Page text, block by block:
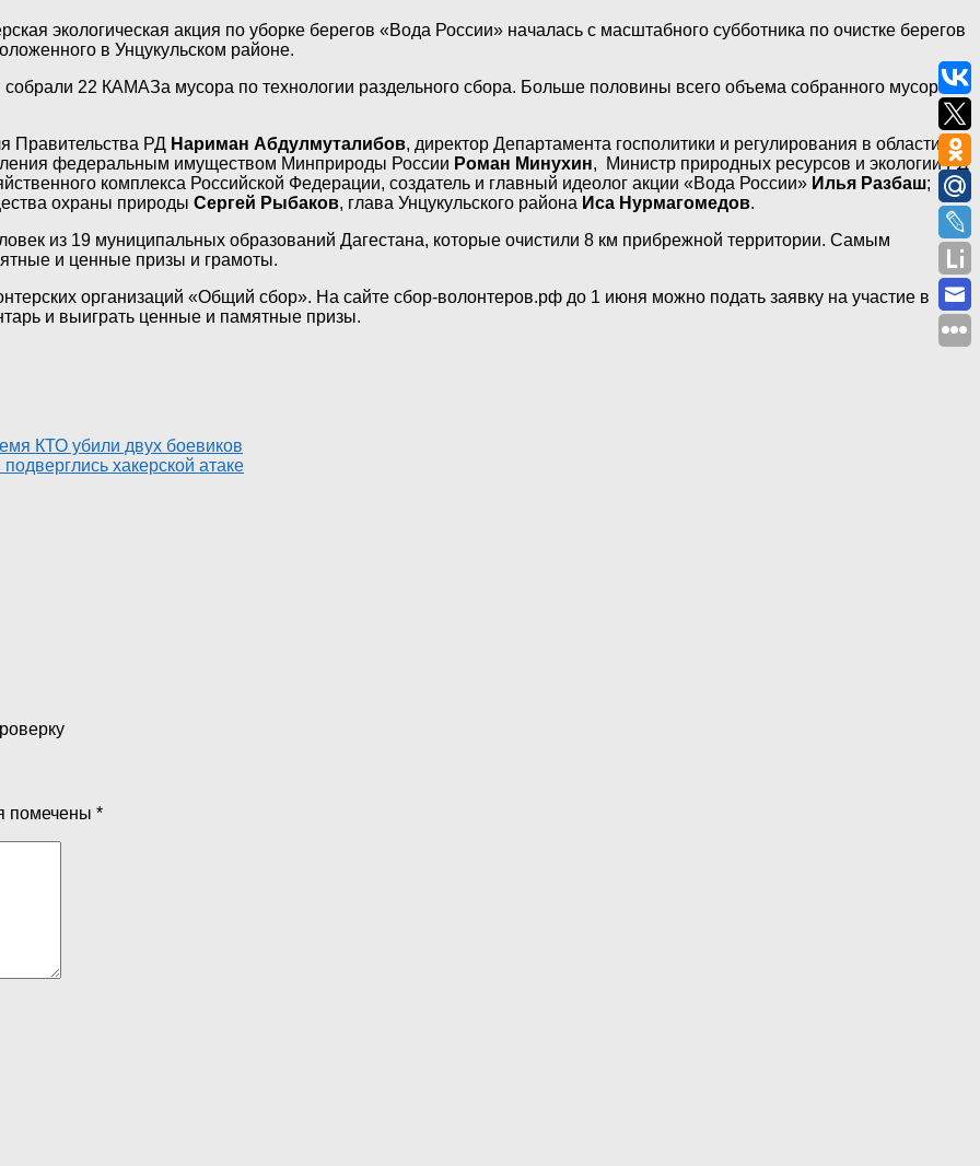
экологическая акция по уборке берегов «Вода России» началась с масштабного субботника по очистке берегов
в Унцукульском районе.
собрали 22 КАМАЗа мусора по технологии раздельного сбора. Больше половины всего объема собранного мусора
Правительства РД Нариман Абдулмуталибов, директор Департамента госполитики и регулирования в области
федеральным имуществом Минприроды России Роман Минухин, Министр природных ресурсов и экологии РД
комплекса Российской Федерации, создатель и главный идеолог акции «Вода России» Илья Разбаш;
охраны природы Сергей Рыбаков, глава Унцукульского района Иса Нурмагомедов.
из 19 муниципальных образований Дагестана, которые очистили 8 км прибрежной территории. Самым
и ценные призы и грамоты.
организаций «Общий сбор». На сайте сбор-волонтеров.рф до 1 июня можно подать заявку на участие в
и выиграть ценные и памятные призы.
КТО убили двух боевиков
хакерской атаке
помечены *